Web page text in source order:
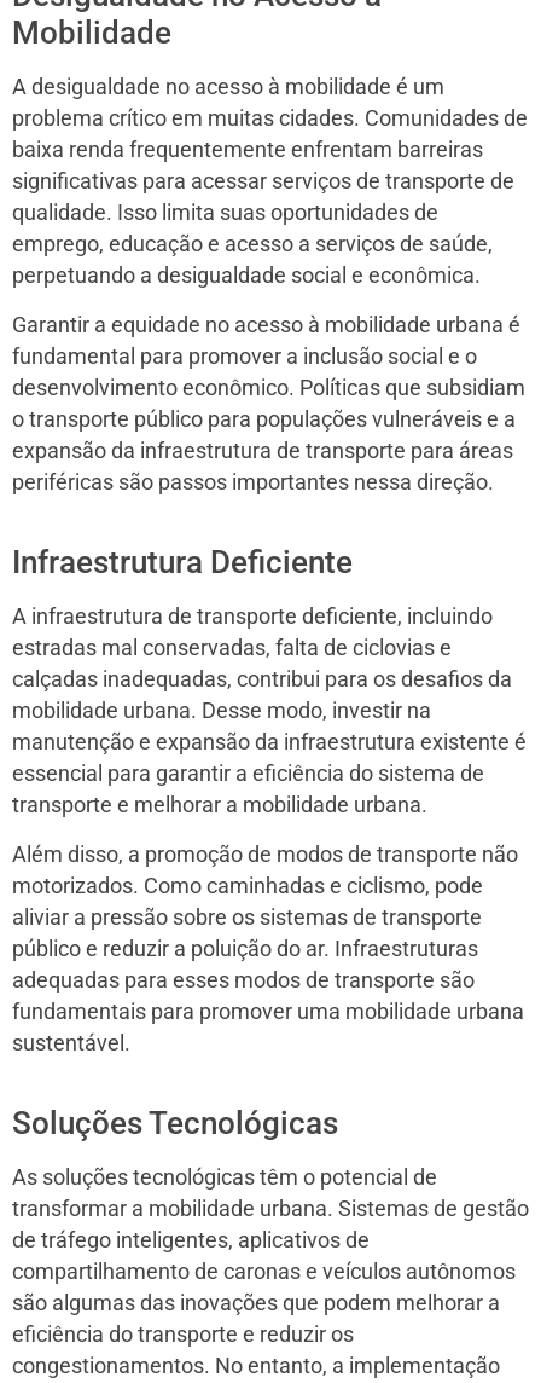
Mobilidade
A desigualdade no acesso à mobilidade é um
problema crítico em muitas cidades. Comunidades de
baixa renda frequentemente enfrentam barreiras
significativas para acessar serviços de transporte de
qualidade. Isso limita suas oportunidades de
emprego, educação e acesso a serviços de saúde,
perpetuando a desigualdade social e econômica.
Garantir a equidade no acesso à mobilidade urbana é
fundamental para promover a inclusão social e o
desenvolvimento econômico. Políticas que subsidiam
o transporte público para populações vulneráveis e a
expansão da infraestrutura de transporte para áreas
periféricas são passos importantes nessa direção.
Infraestrutura Deficiente
A infraestrutura de transporte deficiente, incluindo
estradas mal conservadas, falta de ciclovias e
calçadas inadequadas, contribui para os desafios da
mobilidade urbana. Desse modo, investir na
manutenção e expansão da infraestrutura existente é
essencial para garantir a eficiência do sistema de
transporte e melhorar a mobilidade urbana.
Além disso, a promoção de modos de transporte não
motorizados. Como caminhadas e ciclismo, pode
aliviar a pressão sobre os sistemas de transporte
público e reduzir a poluição do ar. Infraestruturas
adequadas para esses modos de transporte são
fundamentais para promover uma mobilidade urbana
sustentável.
Soluções Tecnológicas
As soluções tecnológicas têm o potencial de
transformar a mobilidade urbana. Sistemas de gestão
de tráfego inteligentes, aplicativos de
compartilhamento de caronas e veículos autônomos
são algumas das inovações que podem melhorar a
eficiência do transporte e reduzir os
congestionamentos. No entanto, a implementação